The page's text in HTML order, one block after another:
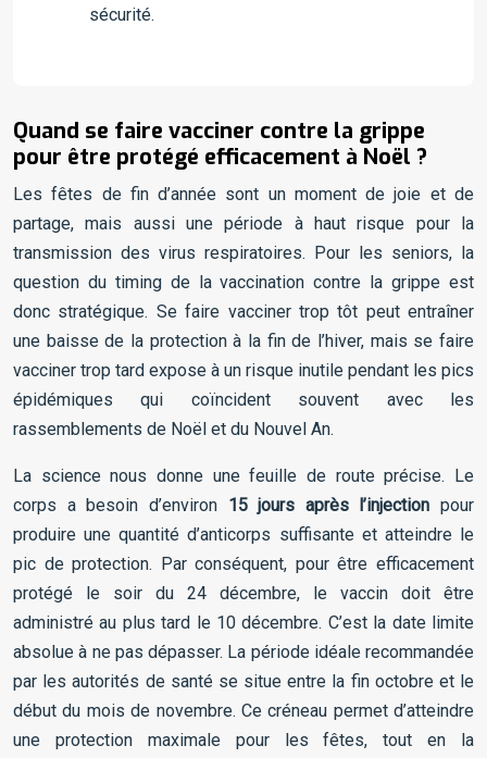
sécurité.
Quand se faire vacciner contre la grippe
pour être protégé efficacement à Noël ?
Les fêtes de fin d’année sont un moment de joie et de
partage, mais aussi une période à haut risque pour la
transmission des virus respiratoires. Pour les seniors, la
question du timing de la vaccination contre la grippe est
donc stratégique. Se faire vacciner trop tôt peut entraîner
une baisse de la protection à la fin de l’hiver, mais se faire
vacciner trop tard expose à un risque inutile pendant les pics
épidémiques qui coïncident souvent avec les
rassemblements de Noël et du Nouvel An.
La science nous donne une feuille de route précise. Le
corps a besoin d’environ 15 jours après l’injection pour
produire une quantité d’anticorps suffisante et atteindre le
pic de protection. Par conséquent, pour être efficacement
protégé le soir du 24 décembre, le vaccin doit être
administré au plus tard le 10 décembre. C’est la date limite
absolue à ne pas dépasser. La période idéale recommandée
par les autorités de santé se situe entre la fin octobre et le
début du mois de novembre. Ce créneau permet d’atteindre
une protection maximale pour les fêtes, tout en la